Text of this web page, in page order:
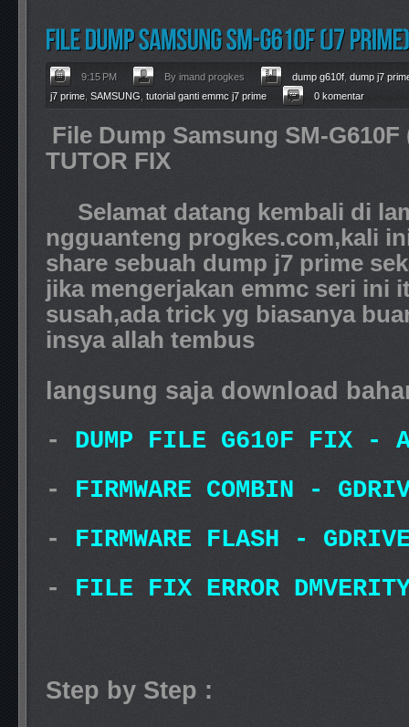
9:15 PM By imand progkes dump g610f, dump j7
j7 prime SAMSUNG tutorial ganti emmc j7 prime 0 komentar
File Dump Samsung SM-G610F
TUTOR FIX
Selamat datang kembali di
ngguanteng progkes.com,kali
share sebuah dump j7 prime
jika mengerjakan emmc seri ini
susah,ada trick yg biasanya
insya allah tembus
langsung saja download
- DUMP FILE G610F FIX -
- FIRMWARE COMBIN -
- FIRMWARE FLASH -
-
FILE FIX ERROR
Step by Step :